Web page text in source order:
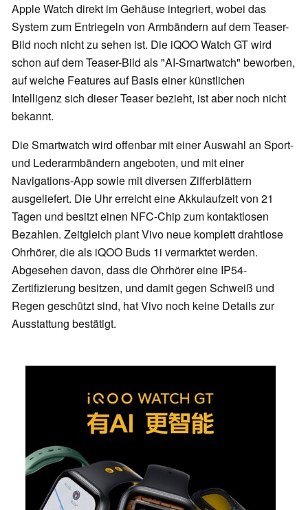
Apple Watch direkt im Gehäuse integriert, wobei das
System zum Entriegeln von Armbändern auf dem Teaser-
Bild noch nicht zu sehen ist. Die iQOO Watch GT wird
schon auf dem Teaser-Bild als "AI-Smartwatch" beworben,
auf welche Features auf Basis einer künstlichen
Intelligenz sich dieser Teaser bezieht, ist aber noch nicht
bekannt.
Die Smartwatch wird offenbar mit einer Auswahl an Sport-
und Lederarmbändern angeboten, und mit einer
Navigations-App sowie mit diversen Zifferblättern
ausgeliefert. Die Uhr erreicht eine Akkulaufzeit von 21
Tagen und besitzt einen NFC-Chip zum kontaktlosen
Bezahlen. Zeitgleich plant Vivo neue komplett drahtlose
Ohrhörer, die als iQOO Buds 1i vermarktet werden.
Abgesehen davon, dass die Ohrhörer eine IP54-
Zertifizierung besitzen, und damit gegen Schweiß und
Regen geschützt sind, hat Vivo noch keine Details zur
Ausstattung bestätigt.